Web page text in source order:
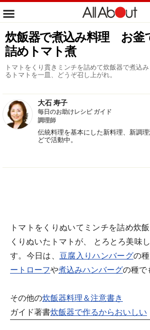
炊飯器で煮込み料理 お釜
詰めトマト煮
トマトをくり貫きミンチを詰めて炊飯器で煮込
るトマトを一皿、どうぞ召し上がれ。
大石 寿子
毎日のお助けレシピ ガイド
調理師
伝統料理を基本にした新料理、新調
どで活動中。
トマトをくりぬいてミンチを詰め炊
くりぬいたトマトが、 とろとろ美味
す。今日は、 豆腐入りハンバーグの
ートローフや煮込みハンバーグの種で
その他の炊飯器料理＆注意書き
ガイド著書炊飯器で作るからおいしい